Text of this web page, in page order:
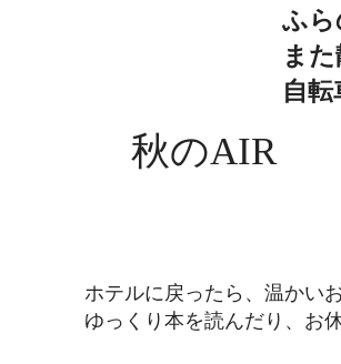
秋のAIR
ふら
ま
自
ホテルに戻ったら、温かい
ゆっくり本を読んだり、お